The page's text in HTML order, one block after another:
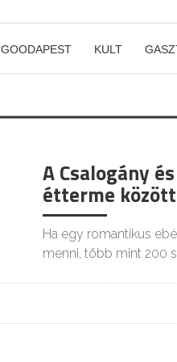
GOODAPEST KULT
A Csalogány
étterme között
Ha egy romantikus
menni, több mint 200